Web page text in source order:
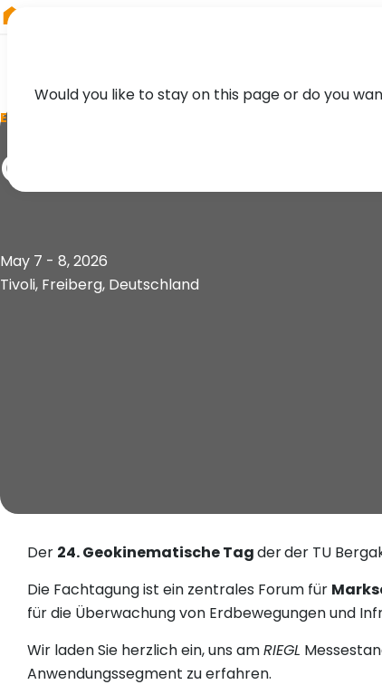
EVENT
May 7 - 8, 2026
Tivoli, Freiberg, Deutschland
Der 24. Geokinematische Tagderder TU
Die Fachtagung ist ein zentrales Forum für
für die Überwachung von Erdbewegungen und
Wir laden Sie herzlich ein, uns amRIEGL
Anwendungssegment zu erfahren.
Would you like to stay on this page or do you